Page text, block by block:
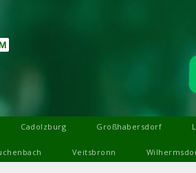
Cadolzburg Großhabersdorf
Veitsbronn